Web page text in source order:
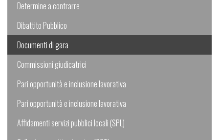
Determine a contrarre
Dibattito Pubblico
Documenti di gara
Commissioni giudicatrici
Pari opportunità e inclusione lavorativa
Pari opportunità e inclusione lavorativa
Affidamenti servizi pubblici locali (SPL)